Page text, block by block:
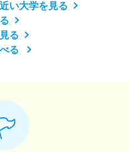
い大学を見る
る
る